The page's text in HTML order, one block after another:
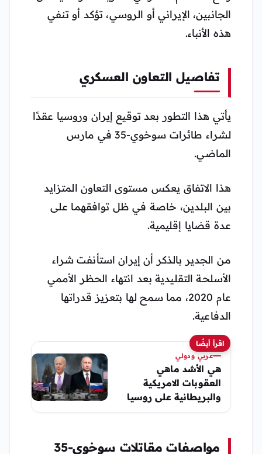
الجانبين، الإيراني أو الروسي، تؤكد أو تنفي
هذه الأنباء​​​​.
تفاصيل التعاون العسكري
يأتي هذا التطور بعد توقيع إيران وروسيا عقدًا
لشراء طائرات سوخوي-35 في مارس
الماضي.
هذا الاتفاق يعكس مستوى التعاون المتزايد
بين البلدين، خاصة في ظل توافقهما على
عدة قضايا إقليمية.
من الجدير بالذكر أن إيران استأنفت شراء
الأسلحة التقليدية بعد انتهاء الحظر الأممي
عام 2020، مما سمح لها بتعزيز قدراتها
الدفاعية​​.
اقرأ أيضًا
عربي ودولي
هي الأشد ماهي
العقوبات الامريكية
والبريطانية على روسيا
مواصفات مقاتلات سوخوي-35